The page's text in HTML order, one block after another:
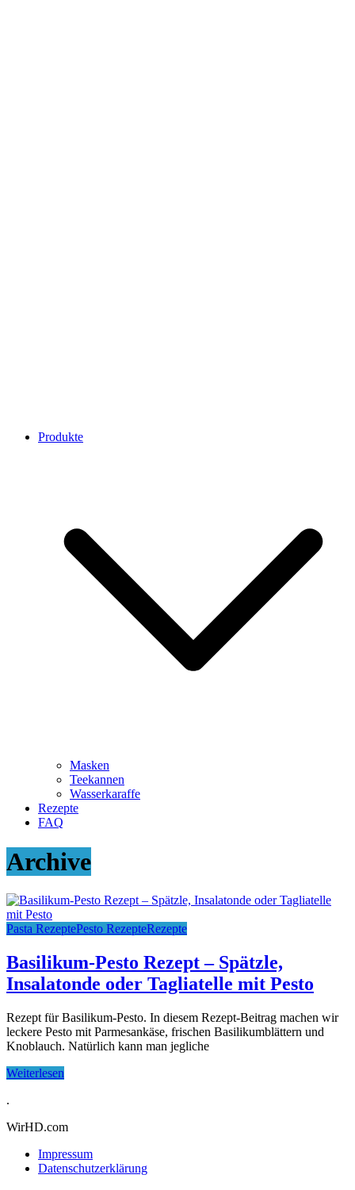
Produkte
Masken
Teekannen
Wasserkaraffe
Rezepte
FAQ
Archive
Pasta RezeptePesto RezepteRezepte
Basilikum-Pesto Rezept – Spätzle,
Insalatonde oder Tagliatelle mit Pesto
Rezept für Basilikum-Pesto. In diesem Rezept-Beitrag machen wir
leckere Pesto mit Parmesankäse, frischen Basilikumblättern und
Knoblauch. Natürlich kann man jegliche
Weiterlesen
.
WirHD.com
Impressum
Datenschutzerklärung